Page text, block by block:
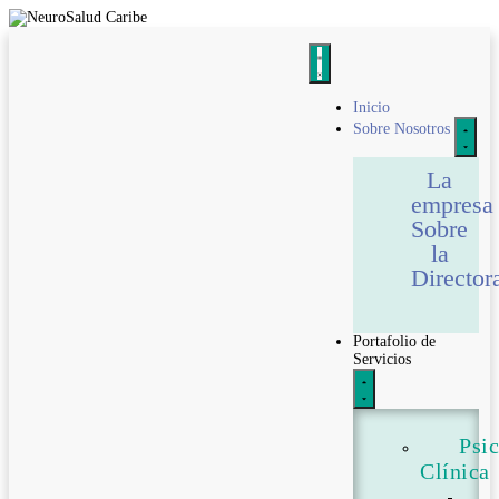
Inicio
Sobre Nosotros
La
empresa
Sobre
la
Portafolio de
Servicios
Clínica